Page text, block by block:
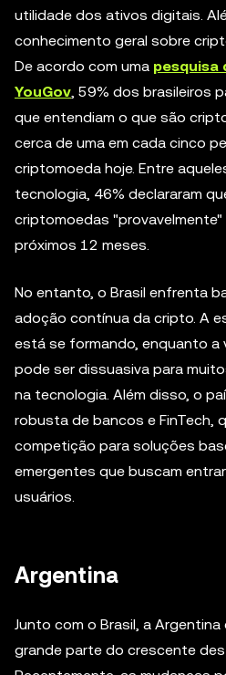
utilidade dos ativos digitais.
conhecimento geral sobre
De acordo com uma pesquisa
YouGov, 59% dos brasileiros
que entendiam o que são
cerca de uma em cada cinco
criptomoeda hoje. Entre
tecnologia, 46% declararam
criptomoedas
próximos 12 meses.
No entanto, o Brasil enfrenta
adoção contínua da cripto. A
está se formando, enquanto a
pode ser dissuasiva para
na tecnologia. Além disso, o
robusta de bancos e FinTech,
competição para soluções
emergentes que buscam
usuários.
Argentina
Junto com o Brasil, a
grande parte do crescente